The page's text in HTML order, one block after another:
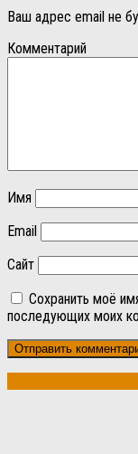
Ваш адрес email не
Комментарий
Имя
Email
Сайт
Сохранить моё
последующих моих